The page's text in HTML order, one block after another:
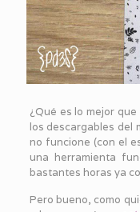
¿Qué es lo mejor
los descargables del
no funcione (con el
una herramienta
bastantes horas ya
Pero bueno, como